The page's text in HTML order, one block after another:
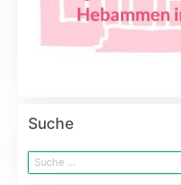
Suche